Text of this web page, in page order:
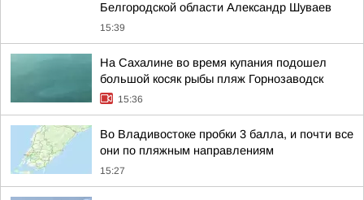
Белгородской области Александр Шуваев
15:39
На Сахалине во время купания подошел
большой косяк рыбы пляж Горнозаводск
15:36
Во Владивостоке пробки 3 балла, и почти все
они по пляжным направлениям
15:27